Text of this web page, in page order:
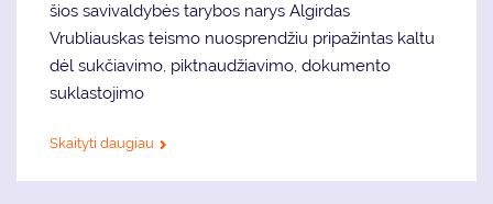
šios savivaldybės tarybos narys Algirdas
Vrubliauskas teismo nuosprendžiu pripažintas kaltu
dėl sukčiavimo, piktnaudžiavimo, dokumento
suklastojimo
Skaityti daugiau